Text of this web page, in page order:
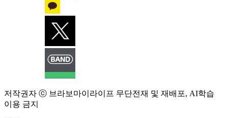
저작권자 ⓒ 브라보마이라이프 무단전재 및 재배포, AI학습
이용 금지